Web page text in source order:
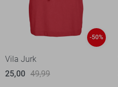
-50%
Vila Jurk
25,00 49,99